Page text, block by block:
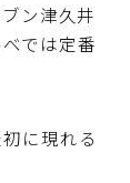
ン津久井
では定番
に現れる